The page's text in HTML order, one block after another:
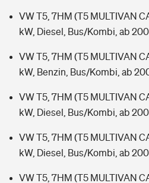
VW T5, 7HM (T5 MULTIVAN
kW, Diesel, Bus/Kombi, ab
VW T5, 7HM (T5 MULTIVAN
kW, Benzin, Bus/Kombi, ab
VW T5, 7HM (T5 MULTIVAN
kW, Diesel, Bus/Kombi, ab
VW T5, 7HM (T5 MULTIVAN
kW, Diesel, Bus/Kombi, ab
VW T5, 7HM (T5 MULTIVAN